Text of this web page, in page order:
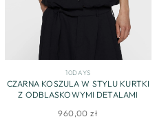
10DAYS
CZARNA KOSZULA W STYLU KURTKI
Z ODBLASKOWYMI DETALAMI
960,00 zł